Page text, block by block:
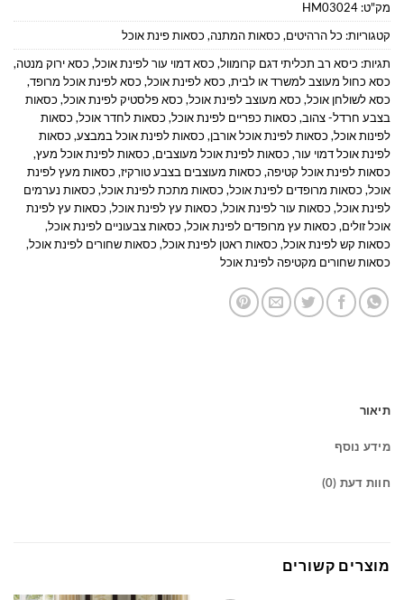
מק"ט: HM03024
קטגוריות: כל הרהיטים, כסאות המתנה, כסאות פינת אוכל
תגיות: כיסא רב תכליתי דגם קרומוול, כסא דמוי עור לפינת אוכל, כסא ירוק מנטה,
כסא כחול מעוצב למשרד או לבית, כסא לפינת אוכל, כסא לפינת אוכל מרופד,
כסא לשולחן אוכל, כסא מעוצב לפינת אוכל, כסא פלסטיק לפינת אוכל, כסאות
בצבע חרדל- צהוב, כסאות כפריים לפינת אוכל, כסאות לחדר אוכל, כסאות
לפינות אוכל, כסאות לפינת אוכל אורבן, כסאות לפינת אוכל במבצע, כסאות
לפינת אוכל דמוי עור, כסאות לפינת אוכל מעוצבים, כסאות לפינת אוכל מעץ,
כסאות לפינת אוכל קטיפה, כסאות מעוצבים בצבע טורקיז, כסאות מעץ לפינת
אוכל, כסאות מרופדים לפינת אוכל, כסאות מתכת לפינת אוכל, כסאות נערמים
לפינת אוכל, כסאות עור לפינת אוכל, כסאות עץ לפינת אוכל, כסאות עץ לפינת
אוכל זולים, כסאות עץ מרופדים לפינת אוכל, כסאות צבעוניים לפינת אוכל,
כסאות קש לפינת אוכל, כסאות ראטן לפינת אוכל, כסאות שחורים לפינת אוכל,
כסאות שחורים מקטיפה לפינת אוכל
תיאור
מידע נוסף
חוות דעת (0)
מוצרים קשורים